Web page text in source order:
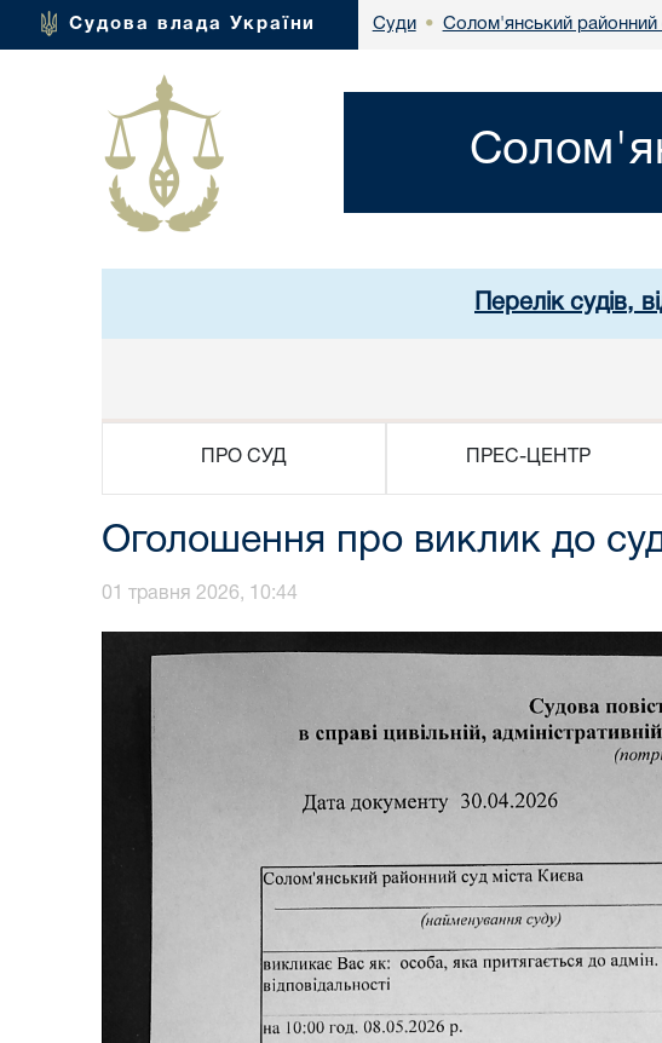
Судова влада України Суди • Солом'янський районний
Перелік судів,
ПРО СУД ПРЕС-ЦЕНТР
Оголошення про виклик до
01 травня 2026, 10:44